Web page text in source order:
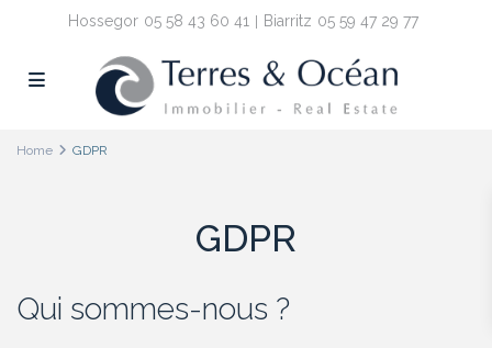
Hossegor 05 58 43 60 41 Biarritz 05 59 47 29 77
Home GDPR
GDPR
Qui sommes-nous ?